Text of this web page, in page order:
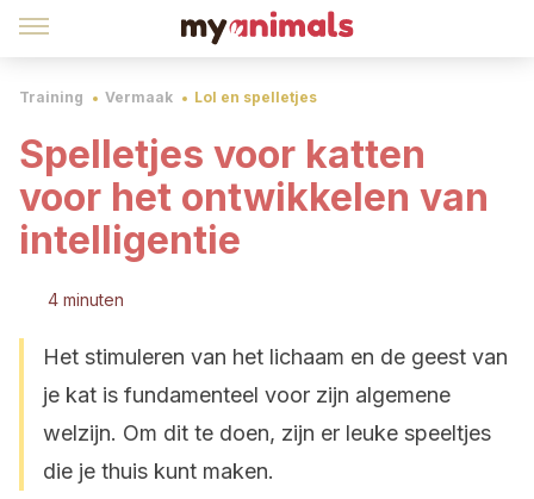
Training Vermaak Lol en spelletjes
Spelletjes voor katten
voor het ontwikkelen van
intelligentie
4 minuten
Het stimuleren van het lichaam en de geest van
je kat is fundamenteel voor zijn algemene
welzijn. Om dit te doen, zijn er leuke speeltjes
die je thuis kunt maken.